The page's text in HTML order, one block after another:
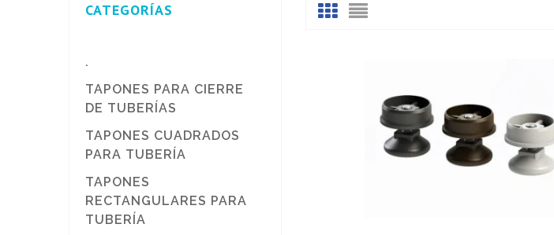
CATEGORÍAS
.
TAPONES PARA CIERRE
DE TUBERÍAS
TAPONES CUADRADOS
PARA TUBERÍA
TAPONES
RECTANGULARES PARA
TUBERÍA